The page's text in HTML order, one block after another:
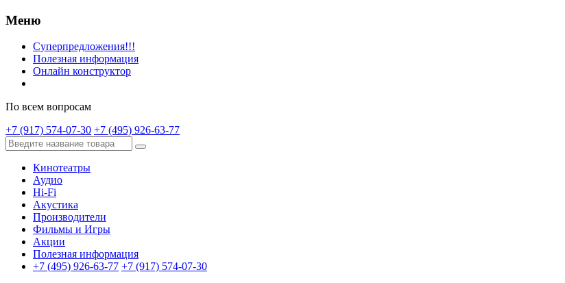
Меню
Суперпредложения!!!
Полезная информация
Онлайн конструктор
По всем вопросам
+7 (917) 574-07-30 +7 (495) 926-63-77
Кинотеатры
Аудио
Hi-Fi
Акустика
Производители
Фильмы и Игры
Акции
Полезная информация
+7 (495) 926-63-77 +7 (917) 574-07-30